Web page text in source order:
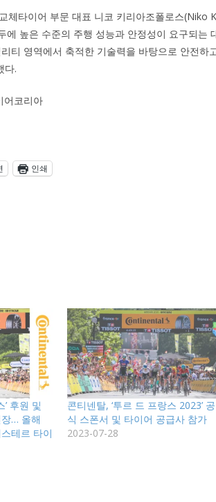
체타이어 부문 대표 니코 키리아조폴로스(Niko
에 높은 수준의 주행 성능과 안정성이 요구되는
티 영역에서 축적한 기술력을 바탕으로 안전하
다.
어코리아
인쇄
후원 및
… 올해
테르 타이
콘티넨탈, ‘투르 드 프랑스 2023’ 공
식 스폰서 및 타이어 공급사 참가
2023-07-28